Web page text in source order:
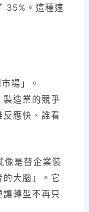
35%。這種速
場」。
造業的競爭
應快、誰看
像是替企業裝
的大腦」。它
轉型不再只